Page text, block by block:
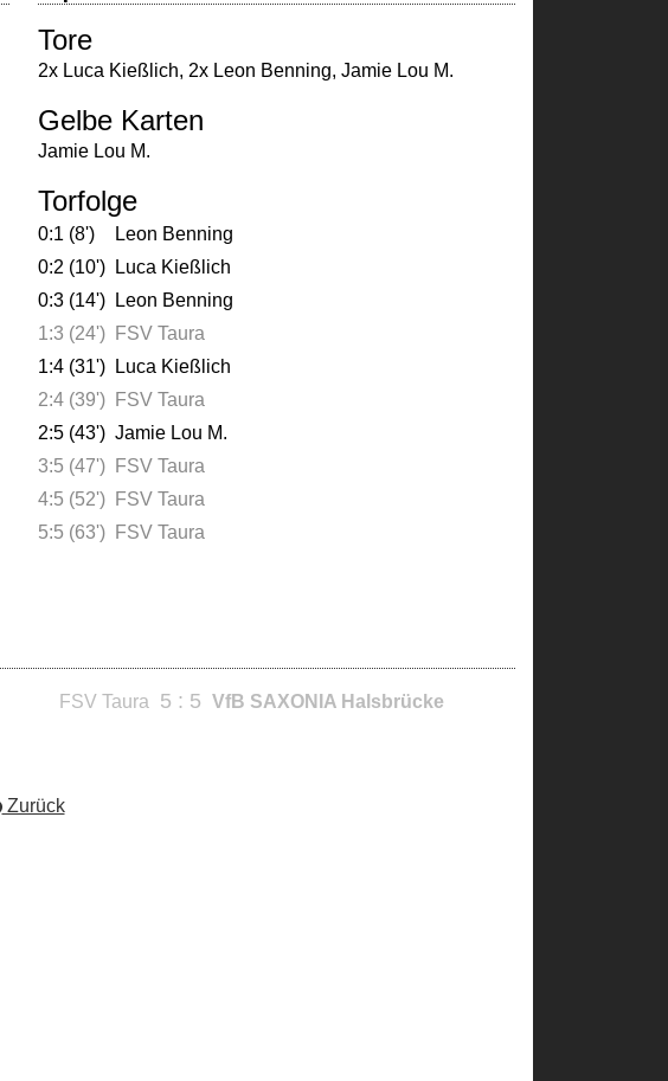
Tore
2x Luca Kießlich, 2x Leon Benning, Jamie Lou M.
Gelbe Karten
Jamie Lou M.
Torfolge
0:1 (8')
Leon Benning
0:2 (10')
Luca Kießlich
0:3 (14')
Leon Benning
1:3 (24')
FSV Taura
1:4 (31')
Luca Kießlich
2:4 (39')
FSV Taura
2:5 (43') Jamie Lou M.
3:5 (47')
FSV Taura
4:5 (52')
FSV Taura
5:5 (63')
FSV Taura
FSV Taura 5 : 5 VfB SAXONIA Halsbrücke
Zurück